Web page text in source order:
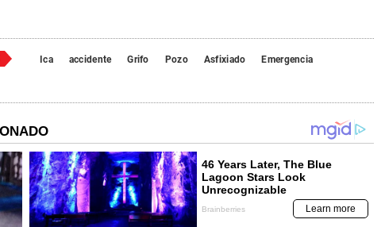
Ica accidente Grifo Pozo Asfixiado
Emergencia